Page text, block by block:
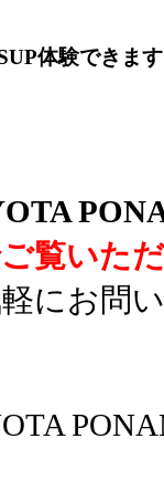
体験できま
覧いた
にお問